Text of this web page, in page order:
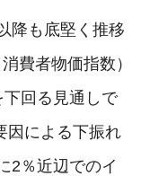
降も底堅く推移
費者物価指数）
回る見通しで
因による下振れ
2％近辺でのイ